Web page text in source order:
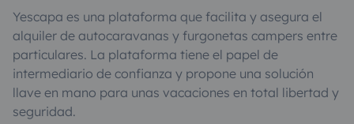
Yescapa es una plataforma que facilita y asegura el
alquiler de autocaravanas y furgonetas campers entre
particulares. La plataforma tiene el papel de
intermediario de confianza y propone una solución
llave en mano para unas vacaciones en total libertad y
seguridad.